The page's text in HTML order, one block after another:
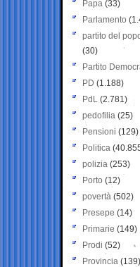
Papa (33)
Parlamento
partito del
(30)
Partito
PD (1.188)
PdL (2.781)
pedofilia (25)
Pensioni (129)
Politica
polizia (253)
Porto (12)
povertà (502)
Presepe (14)
Primarie (149)
Prodi (52)
Provincia (139)